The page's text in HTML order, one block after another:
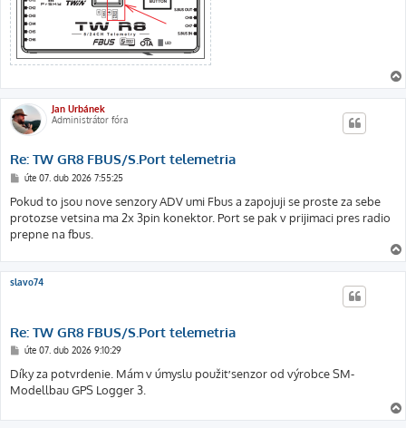
Jan Urbánek
Administrátor fóra
Re: TW GR8 FBUS/S.Port telemetria
P
í
s
p
ě
v
k
úte 07. dub 2026 7:55:25
Pokud to jsou nove senzory ADV umi Fbus a zapojuji se proste za sebe
protozse vetsina ma 2x 3pin konektor. Port se pak v prijimaci pres radio
prepne na fbus.
slavo74
Re: TW GR8 FBUS/S.Port telemetria
P
í
s
p
úte 07. dub 2026 9:10:29
Díky za potvrdenie. Mám v úmyslu použiť senzor od výrobce SM-
Modellbau GPS Logger 3.